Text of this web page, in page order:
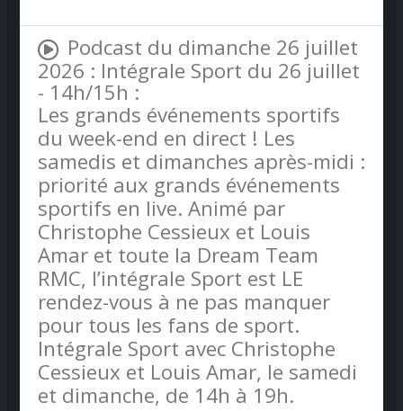
Podcast du dimanche 26 juillet
2026 : Intégrale Sport du 26 juillet
- 14h/15h :
Les grands événements sportifs
du week-end en direct ! Les
samedis et dimanches après-midi :
priorité aux grands événements
sportifs en live. Animé par
Christophe Cessieux et Louis
Amar et toute la Dream Team
RMC, l’intégrale Sport est LE
rendez-vous à ne pas manquer
pour tous les fans de sport.
Intégrale Sport avec Christophe
Cessieux et Louis Amar, le samedi
et dimanche, de 14h à 19h.